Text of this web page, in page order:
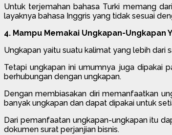
Untuk terjemahan bahasa Turki memang
layaknya bahasa Inggris yang tidak sesuai
4. Mampu Memakai Ungkapan-Ungkapan
Ungkapan yaitu suatu kalimat yang lebih dari
Tetapi ungkapan ini umumnya juga dipakai
berhubungan dengan ungkapan.
Dengan membiasakan diri memanfaatkan
banyak ungkapan dan dapat dipakai untuk
Dari pemanfaatan ungkapan-ungkapan itu
dokumen surat perjanjian bisnis.